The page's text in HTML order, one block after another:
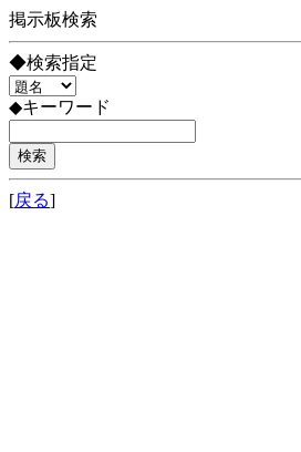
掲示板検索
◆検索指定
◆キーワード
[戻る]